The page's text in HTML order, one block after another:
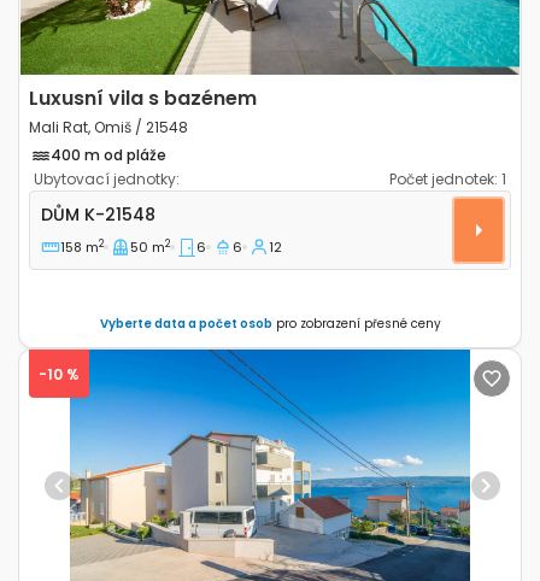
Luxusní vila s bazénem
Mali Rat, Omiš / 21548
400 m od pláže
Ubytovací jednotky:
Počet jednotek: 1
Prostorný dům Mali Rat, Omiš K-21548
DŮM K-21548
158 m2 50 m2 6 6 12
Vyberte data a počet osob pro zobrazení přesné ceny
Previous Next
-10 %